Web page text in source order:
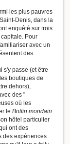
les plus pauvres
Denis, dans la
enquêté sur trois
Pour
avec un
des
s'y passe (et être
boutiques de
dehors),
des "
où les
le Bottin mondain
hôtel particulier
ont des
des expériences